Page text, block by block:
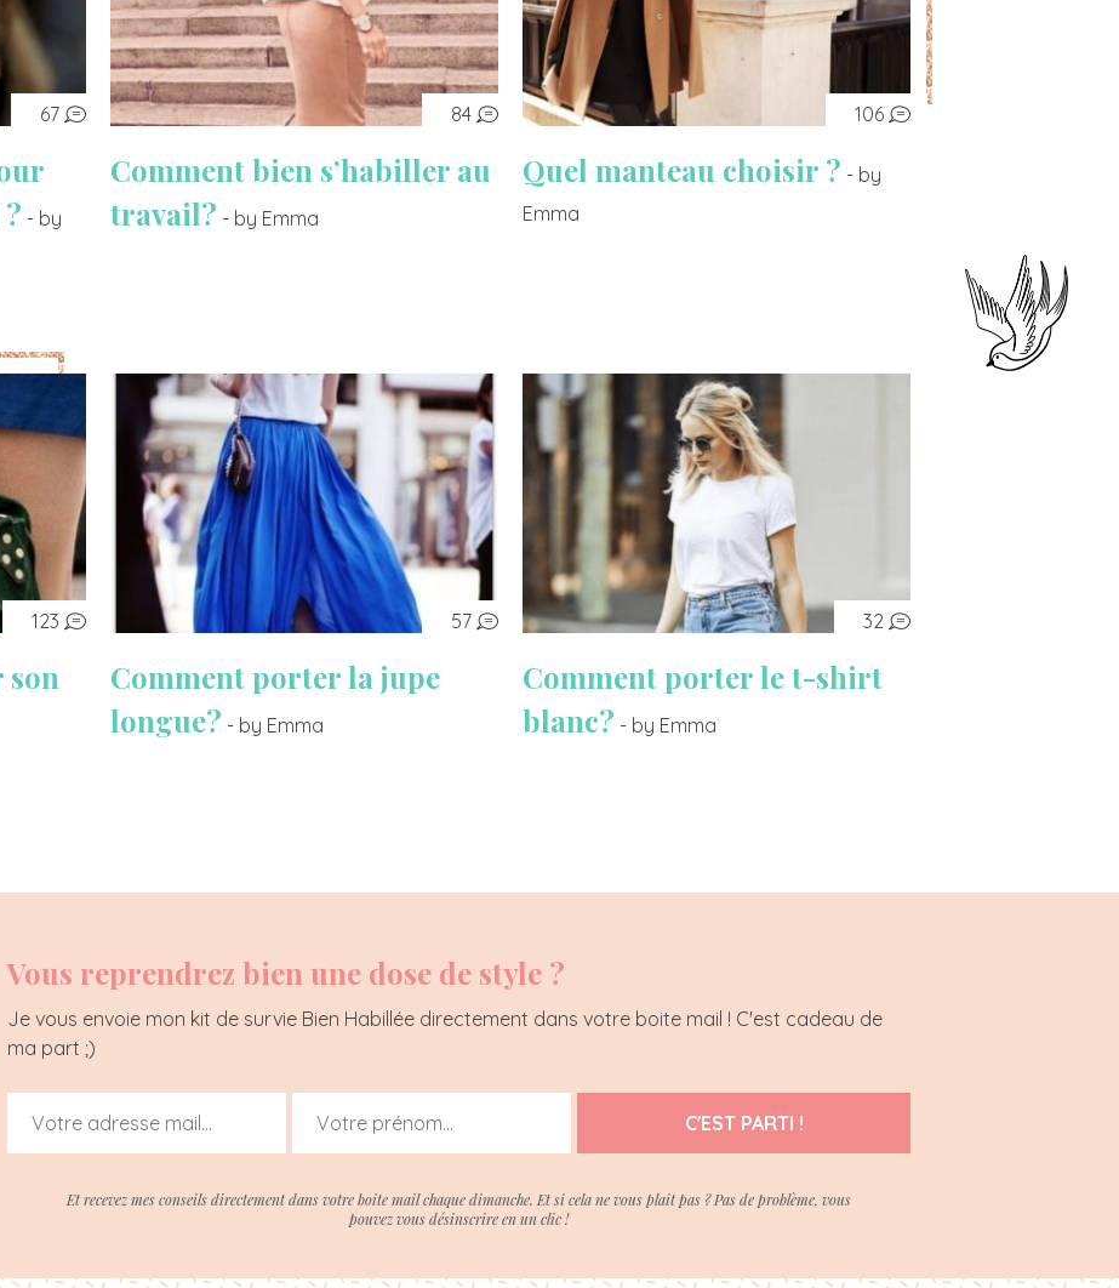
67
- by
84
Comment bien s’habiller au
travail? - by Emma
106
Quel manteau choisir ? - by
Emma
123 57
Comment porter la jupe
longue? - by Emma
32
Comment porter le t-shirt
blanc? - by Emma
Vous reprendrez bien une dose de style ?
Je vous envoie mon kit de survie Bien Habillée directement dans votre boite mail ! C'est cadeau de
ma part ;)
C'EST PARTI !
Et recevez mes conseils directement dans votre boite mail chaque dimanche. Et si cela ne vous plait pas ? Pas de problème, vous
pouvez vous désinscrire en un clic !